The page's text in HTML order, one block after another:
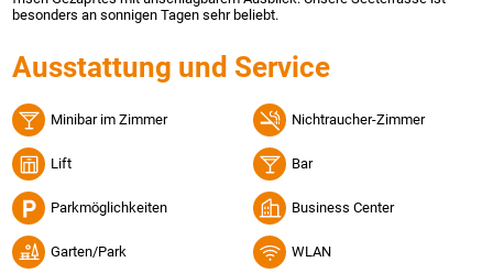
Ausstattung und Service
Minibar im Zimmer Nichtraucher-Zimmer
Lift Bar
Parkmöglichkeiten Business Center
Garten/Park WLAN
besonders an sonnigen Tagen sehr beliebt.